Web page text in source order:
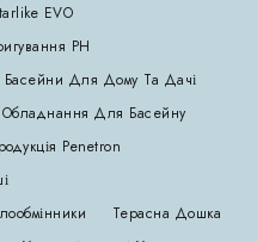
EVO
РН
Басейни Для Дому Та Дачі
Обладнання Для Басейну
Penetron
Терасна Дошка